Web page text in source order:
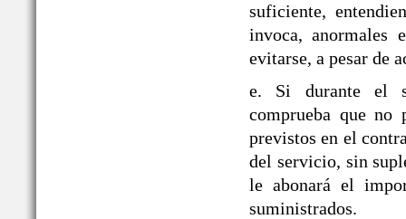
suficiente,
invoca, anormales
evitarse, a pesar de
e. Si durante el
comprueba que no
previstos en el
del servicio, sin
le abonará el
suministrados.